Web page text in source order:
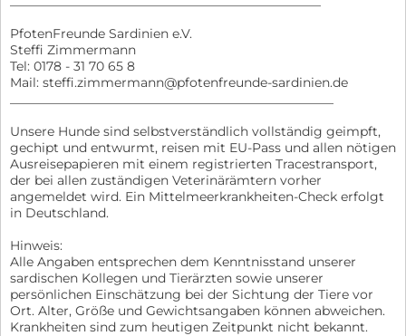
PfotenFreunde Sardinien e.V.
Steffi Zimmermann
Tel: 0178 - 31 70 65 8
Mail: steffi.zimmermann@pfotenfreunde-sardinien.de
Unsere Hunde sind selbstverständlich vollständig geimpft,
gechipt und entwurmt, reisen mit EU-Pass und allen nötigen
Ausreisepapieren mit einem registrierten Tracestransport,
der bei allen zuständigen Veterinärämtern vorher
angemeldet wird. Ein Mittelmeerkrankheiten-Check erfolgt
in Deutschland.
Hinweis:
Alle Angaben entsprechen dem Kenntnisstand unserer
sardischen Kollegen und Tierärzten sowie unserer
persönlichen Einschätzung bei der Sichtung der Tiere vor
Ort. Alter, Größe und Gewichtsangaben können abweichen.
Krankheiten sind zum heutigen Zeitpunkt nicht bekannt.